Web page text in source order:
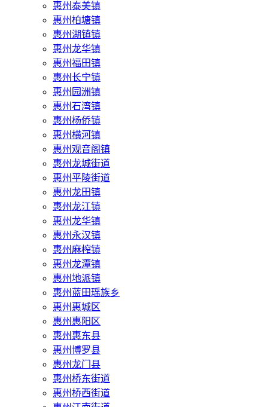
惠州泰美镇
惠州柏塘镇
惠州湖镇镇
惠州龙华镇
惠州福田镇
惠州长宁镇
惠州园洲镇
惠州石湾镇
惠州杨侨镇
惠州横河镇
惠州观音阁镇
惠州龙城街道
惠州平陵街道
惠州龙田镇
惠州龙江镇
惠州龙华镇
惠州永汉镇
惠州麻榨镇
惠州龙潭镇
惠州地派镇
惠州蓝田瑶族乡
惠州惠城区
惠州惠阳区
惠州惠东县
惠州‌博罗县
惠州‌龙门县
惠州桥东街道
惠州桥西街道